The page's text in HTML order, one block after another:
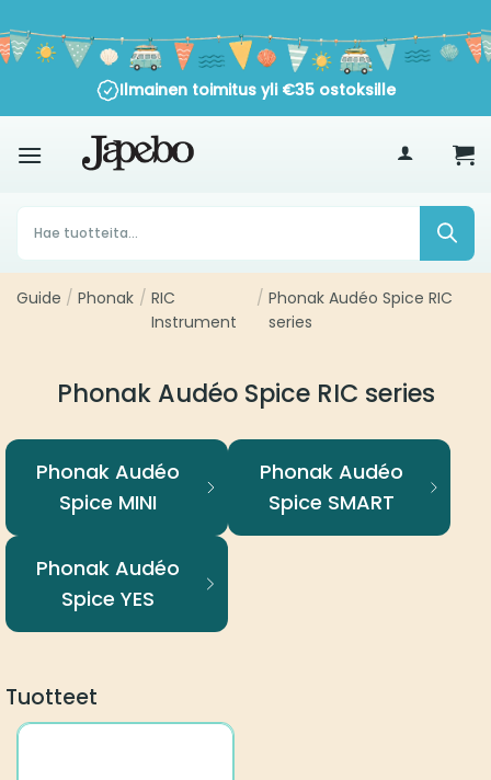
sisältöön
Ilmainen toimitus yli €35ostoksille
Products
search
Guide / Phonak / RIC
Instrument
/ Phonak Audéo Spice RIC
series
Phonak Audéo Spice RIC series
Phonak Audéo
Spice MINI
Phonak Audéo
Spice SMART
Phonak Audéo
Spice YES
Tuotteet